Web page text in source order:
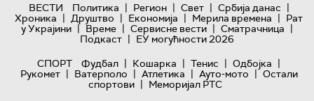
ВЕСТИ Политика | Регион | Свет | Србија данас |
Хроника | Друштво | Економија | Мерила времена | Рат
у Украјини | Време | Сервисне вести | Сматрачница |
Подкаст | ЕУ могућности 2026
СПОРТ
Фудбал | Кошарка | Тенис | Одбојка |
Рукомет | Ватерполо | Атлетика | Ауто-мото | Остали
спортови | Меморијал РТС